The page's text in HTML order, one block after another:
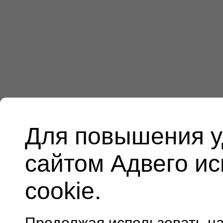
Для повышения
сайтом Адвего
cookie.